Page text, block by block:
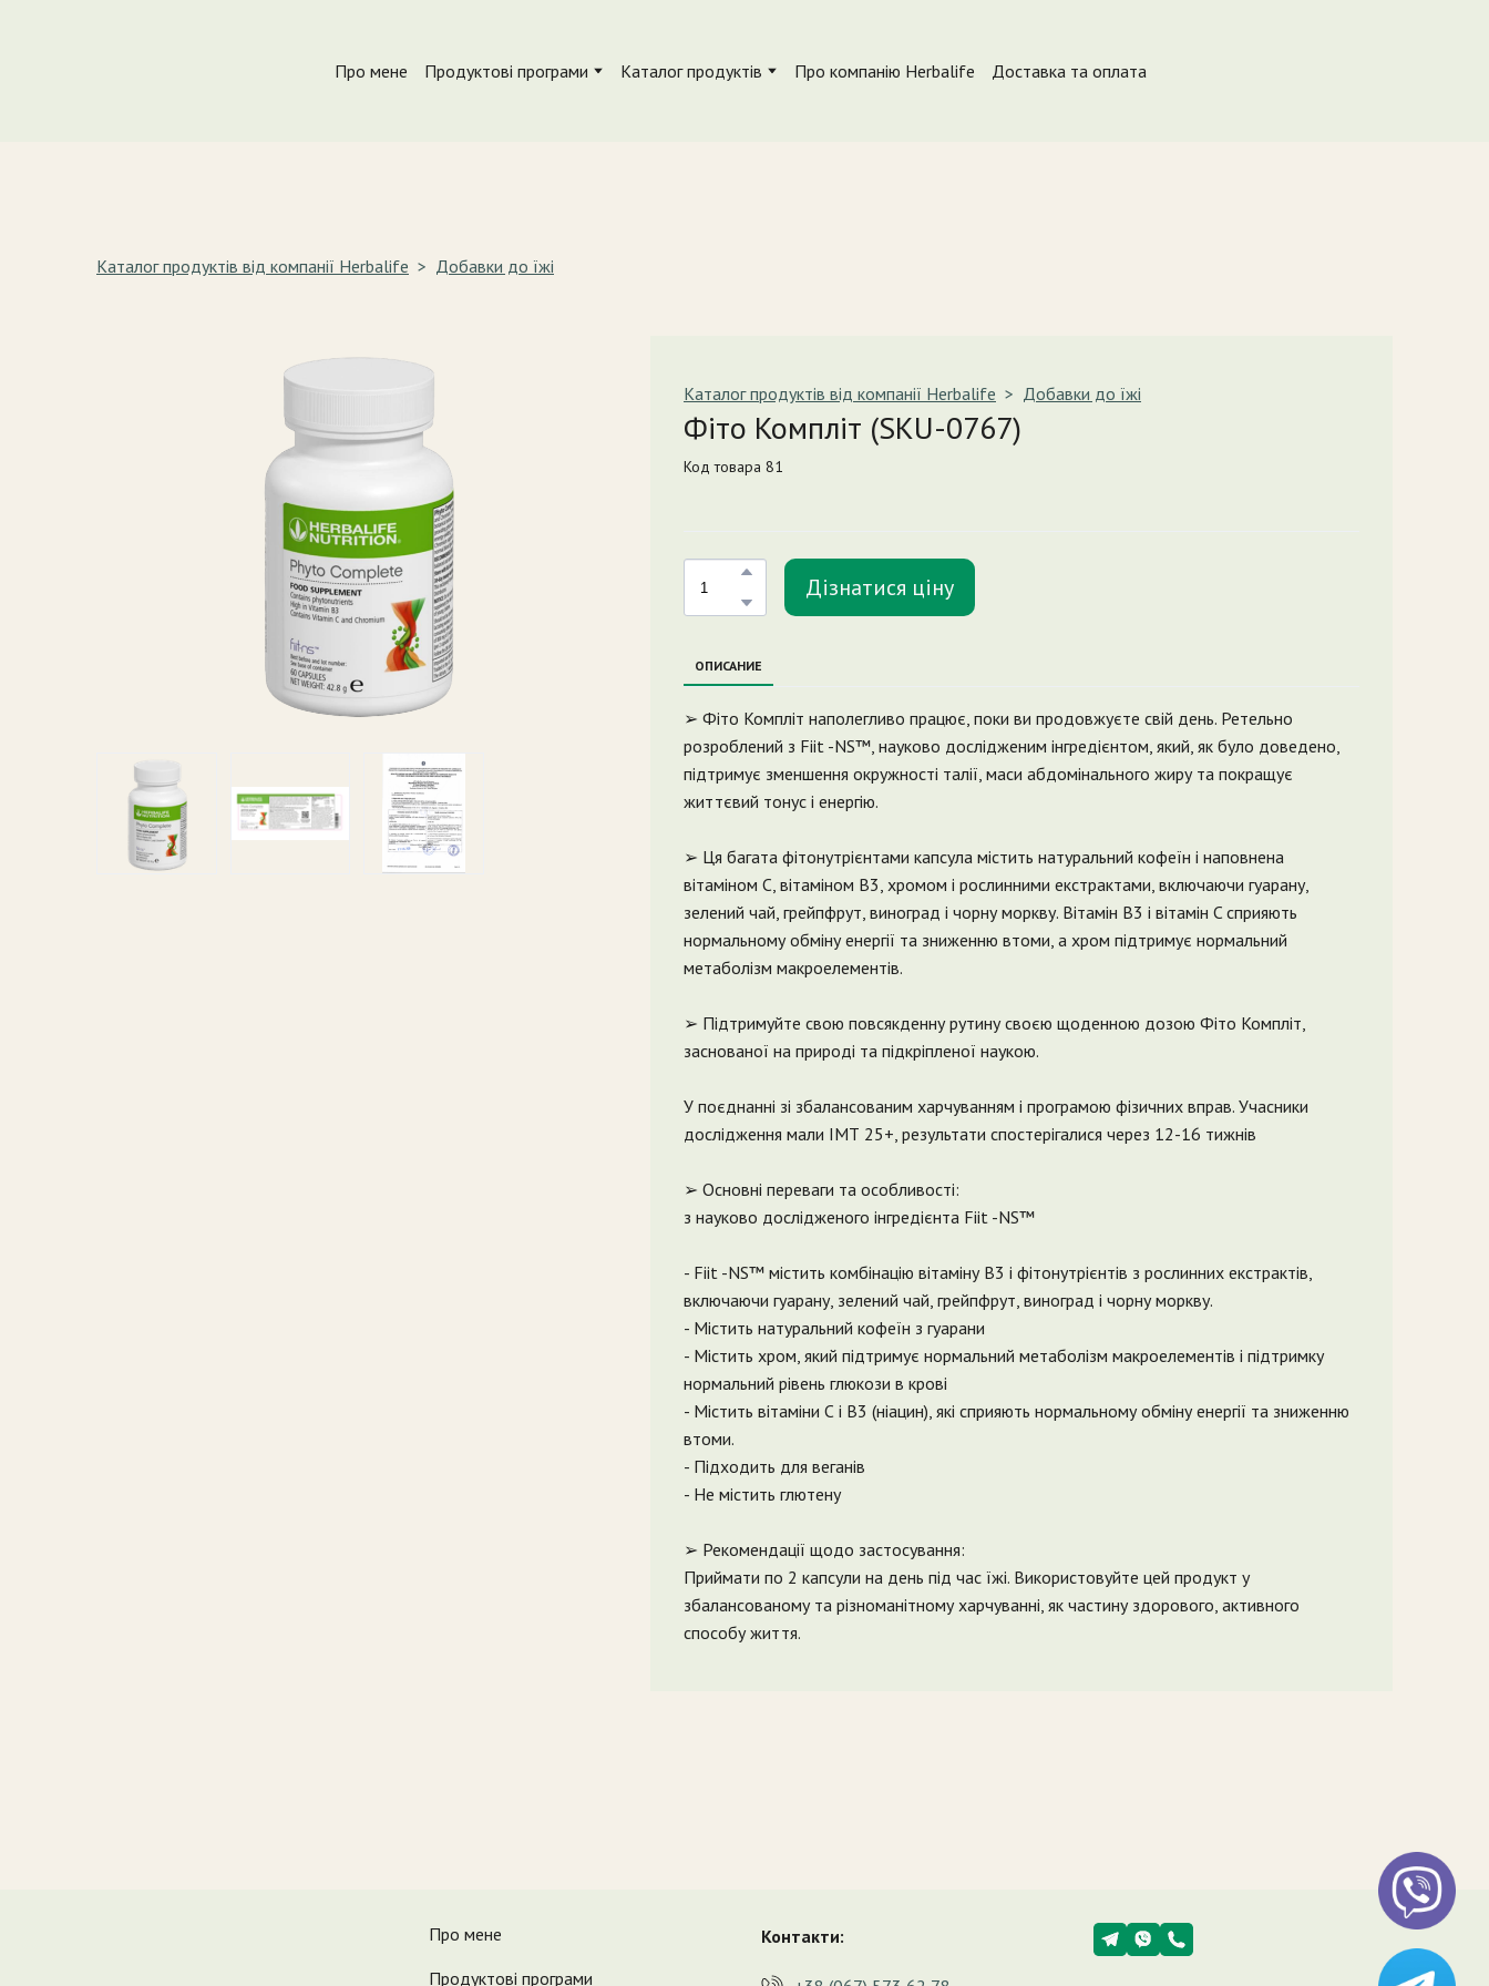
Про мене Продуктові програми Каталог продуктів Про компанію Herbalife Доставка та оплата
Каталог продуктів від компанії Herbalife Добавки до їжі
Каталог продуктів від компанії Herbalife Добавки до їжі
Фіто Компліт (SKU-0767)
Код товара 81
Дізнатися ціну
ОПИСАНИЕ
➢ Фіто Компліт наполегливо працює, поки ви продовжуєте свій день. Ретельно
розроблений з Fiit -NS™, науково дослідженим інгредієнтом, який, як було доведено,
підтримує зменшення окружності талії, маси абдомінального жиру та покращує
життєвий тонус і енергію.
➢ Ця багата фітонутрієнтами капсула містить натуральний кофеїн і наповнена
вітаміном C, вітаміном B3, хромом і рослинними екстрактами, включаючи гуарану,
зелений чай, грейпфрут, виноград і чорну моркву. Вітамін B3 і вітамін C сприяють
нормальному обміну енергії та зниженню втоми, а хром підтримує нормальний
метаболізм макроелементів.
➢ Підтримуйте свою повсякденну рутину своєю щоденною дозою Фіто Компліт,
заснованої на природі та підкріпленої наукою.
У поєднанні зі збалансованим харчуванням і програмою фізичних вправ. Учасники
дослідження мали ІМТ 25+, результати спостерігалися через 12-16 тижнів
➢ Основні переваги та особливості:
з науково дослідженого інгредієнта Fiit -NS™
- Fiit -NS™ містить комбінацію вітаміну B3 і фітонутрієнтів з рослинних екстрактів,
включаючи гуарану, зелений чай, грейпфрут, виноград і чорну моркву.
- Містить натуральний кофеїн з гуарани
- Містить хром, який підтримує нормальний метаболізм макроелементів і підтримку
нормальний рівень глюкози в крові
- Містить вітаміни С і В3 (ніацин), які сприяють нормальному обміну енергії та зниженню
втоми.
- Підходить для веганів
- Не містить глютену
➢ Рекомендації щодо застосування:
Приймати по 2 капсули на день під час їжі. Використовуйте цей продукт у
збалансованому та різноманітному харчуванні, як частину здорового, активного
способу життя.
Про мене
Продуктові програми
Контакти: